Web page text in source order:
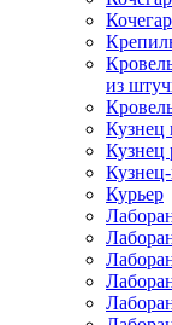
из
Кузнец
Кузнец
Курьер